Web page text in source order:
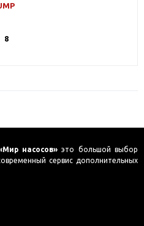
8
насосов» это большой выбор
сервис дополнительных